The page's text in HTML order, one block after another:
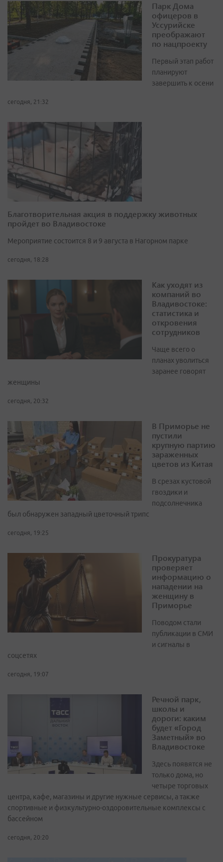
Парк Дома
офицеров в
Уссурийске
преображают
по нацпроекту
Первый этап работ
планируют
завершить к осени
сегодня, 21:32
Благотворительная акция в поддержку животных
пройдет во Владивостоке
Мероприятие состоится 8 и 9 августа в Нагорном парке
сегодня, 18:28
Как уходят из
компаний во
Владивостоке:
статистика и
откровения
сотрудников
Чаще всего о
планах уволиться
заранее говорят
женщины
сегодня, 20:32
В Приморье не
пустили
крупную партию
зараженных
цветов из Китая
В срезах кустовой
гвоздики и
подсолнечника
был обнаружен западный цветочный трипс
сегодня, 19:25
Прокуратура
проверяет
информацию о
нападении на
женщину в
Приморье
Поводом стали
публикации в СМИ
и сигналы в
соцсетях
сегодня, 19:07
Речной парк,
школы и
дороги: каким
будет «Город
Заметный» во
Владивостоке
Здесь появятся не
только дома, но
четыре торговых
центра, кафе, магазины и другие нужные сервисы, а также
спортивные и физкультурно-оздоровительные комплексы с
бассейном
сегодня, 20:20